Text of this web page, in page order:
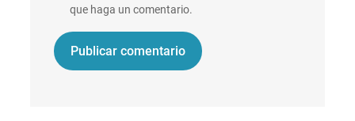
que haga un comentario.